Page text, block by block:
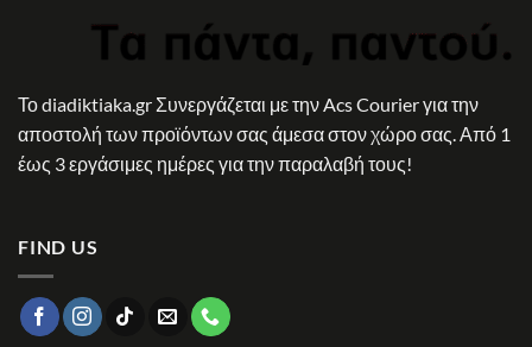
Το diadiktiaka.gr Συνεργάζεται με την Acs Courier για την
αποστολή των προϊόντων σας άμεσα στον χώρο σας. Από 1
έως 3 εργάσιμες ημέρες για την παραλαβή τους!
FIND US